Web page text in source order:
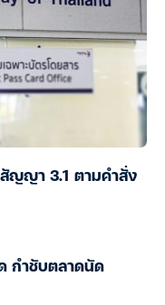
สัญญา 3.1 ตามคำสั่ง
กำชับตลาดนัด